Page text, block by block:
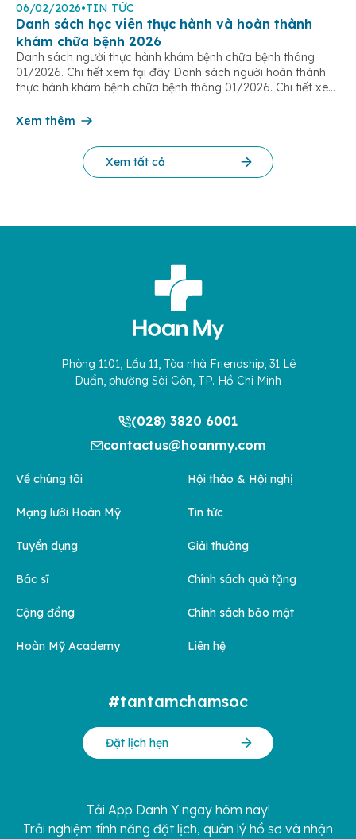
06/02/2026•TIN TỨC
Danh sách học viên thực hành và hoàn thành
khám chữa bệnh 2026
Danh sách người thực hành khám bệnh chữa bệnh tháng
01/2026. Chi tiết xem tại đây Danh sách người hoàn thành
thực hành khám bệnh chữa bệnh tháng 01/2026. Chi tiết xem
chữa bệnh tháng 02/2026. Chi tiết xem tại đây Danh sách
Xem thêm
Xem tất cả
Phòng 1101, Lầu 11, Tòa nhà Friendship, 31 Lê
Duẩn, phường Sài Gòn, TP. Hồ Chí Minh
(028) 3820 6001
contactus@hoanmy.com
Về chúng tôi
Mạng lưới Hoàn Mỹ
Tuyển dụng
Bác sĩ
Cộng đồng
Hoàn Mỹ Academy
Hội thảo & Hội nghị
Tin tức
Giải thưởng
Chính sách quà tặng
Chính sách bảo mật
Liên hệ
#tantamchamsoc
Đặt lịch hẹn
Tải App Danh Y ngay hôm nay!
Trải nghiệm tính năng đặt lịch, quản lý hồ sơ và nhận